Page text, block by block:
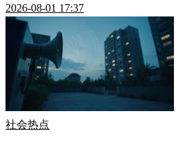
2026-08-01 17:37
社会热点